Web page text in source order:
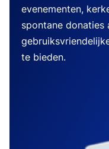
evenementen,
spontane donaties
te bieden.